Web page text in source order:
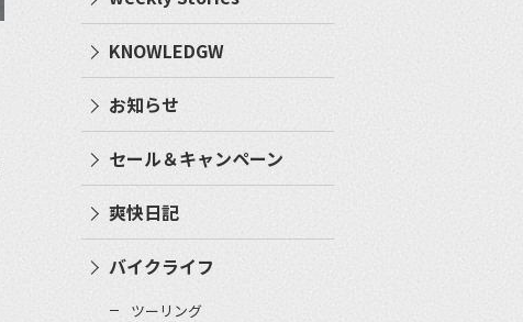
KNOWLEDGW
お知らせ
セール＆キャンペーン
爽快日記
バイクライフ
ツーリング